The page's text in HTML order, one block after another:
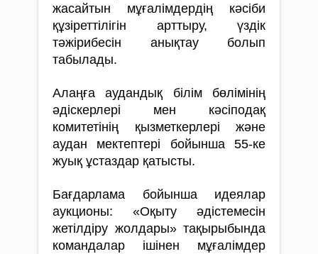
жасайтын мұғалімдердің кәсіби
құзіреттілігін арттыру, үздік
тәжірибесін анықтау болып
табылады.
Алаңға аудандық білім бөлімінің
әдіскерлері мен кәсіподақ
комитетінің қызметкерлері және
аудан мектептері бойынша 55-ке
жуық ұстаздар қатысты.
Бағдарлама бойынша идеялар
аукционы: «Оқыту әдістемесін
жетілдіру жолдары» тақырыбында
командалар ішінен мұғалімдер